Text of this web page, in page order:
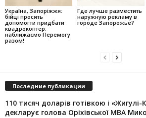
Україна, Запоріжжя:
бійці просять
допомогти придбати
квадрокоптер:
наближаємо Перемогу
разом!
Где лучше разместить
наружную рекламу в
городе Запорожье?
Последние публикации
110 тисяч доларів готівкою і
декларує голова Оріхівської МВА